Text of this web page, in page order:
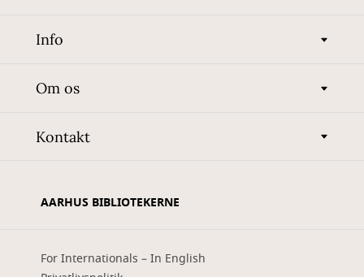
Info
Om os
Kontakt
AARHUS BIBLIOTEKERNE
For Internationals – In English